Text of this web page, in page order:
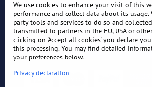
TERMS AND CONDITIONS
RETURN
FREQUENTLY ASKED
QUESTIONS
EXPORT
OF
We use cookies to enhance your visit of this
performance and collect data about its usage.
party tools and services to do so and
transmitted to partners in the EU, USA or
clicking on 'Accept all cookies' you declare
this processing. You may find detailed
your preferences below.
Privacy declaration